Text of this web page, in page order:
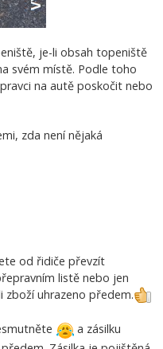
je-li obsah topeniště
svém místě. Podle toho
na autě poskočit nebo
zda není nějaká
od řidiče převzít
listě nebo jen
uhrazeno předem.
a zásilku